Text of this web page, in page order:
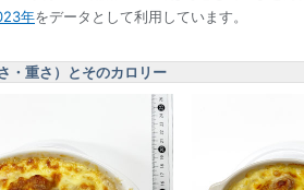
年をデータとして利用しています。
・重さ）とそのカロリー